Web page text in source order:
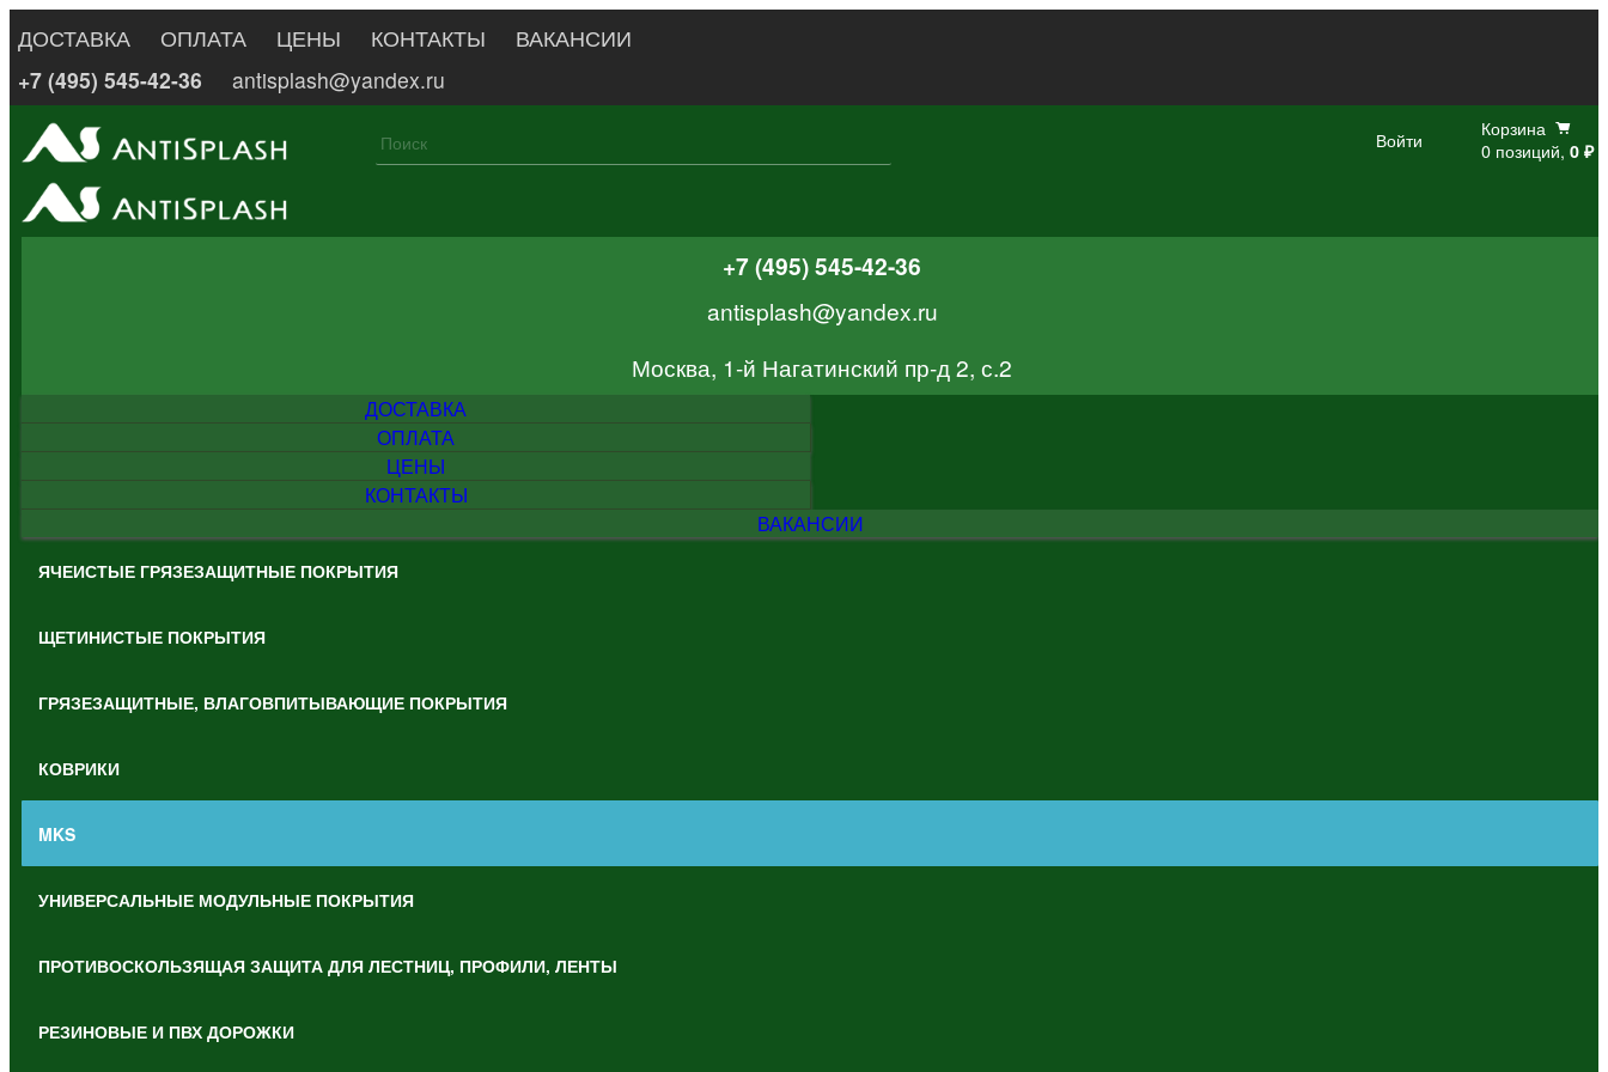
ДОСТАВКА ОПЛАТА ЦЕНЫ КОНТАКТЫ
ВАКАНСИИ
+7 (495) 545-42-36
antisplash@yandex.ru
Войти
Корзина
0 позиций, 0 ₽
+7 (495) 545-42-36
antisplash@yandex.ru
Москва, 1-й Нагатинский пр-д 2, с.2
ДОСТАВКА
ОПЛАТА
ЦЕНЫ
КОНТАКТЫ
ВАКАНСИИ
ЯЧЕИСТЫЕ ГРЯЗЕЗАЩИТНЫЕ ПОКРЫТИЯ
ЩЕТИНИСТЫЕ ПОКРЫТИЯ
ГРЯЗЕЗАЩИТНЫЕ, ВЛАГОВПИТЫВАЮЩИЕ ПОКРЫТИЯ
КОВРИКИ
MKS
УНИВЕРСАЛЬНЫЕ МОДУЛЬНЫЕ ПОКРЫТИЯ
ПРОТИВОСКОЛЬЗЯЩАЯ ЗАЩИТА ДЛЯ ЛЕСТНИЦ, ПРОФИЛИ, ЛЕНТЫ
РЕЗИНОВЫЕ И ПВХ ДОРОЖКИ